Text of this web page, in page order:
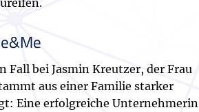
Fall bei Jasmin Kreutzer, der Frau
aus einer Familie starker
Eine erfolgreiche Unternehmerin